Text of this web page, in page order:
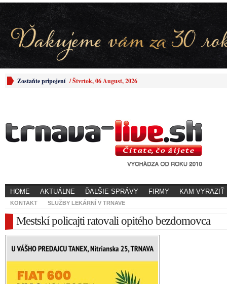
Zostaňte pripojení /Štvrtok, 06 August, 2026
HOME AKTUÁLNE ĎALŠIE SPRÁVY FIRMY KAM VYRAZIŤ
KONTAKT SLUŽBY LEKÁRNÍ V TRNAVE
Mestskí policajti ratovali opitého bezdomovca